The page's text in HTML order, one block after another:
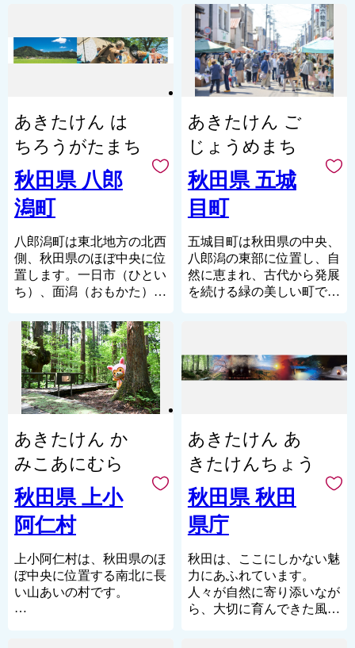
2025年11月21日(金)
19:00～ / AKT秋田テレビ
「彦摩呂の秋田ふるさ
と食堂５ 地元グルメの宝
石箱や〜」
▼曲げわっぱ工房Eー
08（いーわっぱ）がテレビ
で紹介されました。
2022年9月1日(木)19:30
～ / NHK総合
「サラメシ」
期の謎に包まれた才女「小
野小町」は、湯沢市小野が
地獄山や小安峡大噴湯など
の西栗駒山系の雄大な自然
と、その中に点在する泥
湯・秋の宮・小安峡温泉の
ほか、酒・うどん・漆器・
さくらんぼなどの特産品、
り、小町まつり、犬っこま
つりなど、多くの観光資源
があり、年間約108万人(平
成29年)の観光客を集めて
【グルメ】
日本三銘うどんの一つと称
される稲庭うどんや、山間
地特有の昼夜の温度差が育
てた糖度の高い駒形りん
ご、大自然の恵みを受けて
ど、季節によってさまざま
な食材・料理を楽しめるの
も魅力の一つです。
----------------------
大仙市より重要なお知らせ
--------------------------------------
----------------------
日頃より大仙市にご支援を
賜り誠に有難うございま
自治体マイページを利用し
たオンラインワンストップ
特例申請の受付は3月17日
(月)23:59をもって終了し、
現在は「IAM」✕「ふるま
ど」に対応しております。
迷惑おかけいたしますが、
何卒ご理解賜りますようお
願い申し上げますととも
に、大仙市へのご支援を引
も2番目の広さを誇りま
す。その多くは豊かな自然
名山」に数えられる『森吉
山』では、多種多様な高山
植物はもちろん、冬のダイ
ナミックな樹氷は日本三大
樹氷観賞地のひとつとして
も知られています。
境は、狩猟を生業としてき
た「マタギ」にも大きく貢
献し、現在でも阿仁地区で
はマタギ発祥の地として、
ます。
北秋田市内を走る「秋田
内陸縦貫鉄道」は、鷹巣～
角館と、秋田県内陸部を南
北に縦貫するローカル線で
す。車窓の外にはのどかな
り、日本の原風景を感じる
ことができます。沿線にあ
る前田南駅は、大ヒットア
ニメ映画の劇中に登場した
駅のモデルということで話
題にもなりました。
太鼓や世界遺産に登録され
た伊勢堂岱遺跡、田舎スイ
ーツ「北あきたバター餅」
を感じる近代化産業遺産の
建物群が彩る、自然と文化
の魅力あふれる町です。
十和田湖をはじめ、自然と
共生する豊かな環境や、鉱
山の町としての近代化産業
産として受け継がれていま
す。
あきたけん は
ちろうがたまち
秋田県 八郎
潟町
八郎潟町は東北地方の北西
側、秋田県のほぼ中央に位
置します。一日市（ひとい
ち）、面潟（おもかた）が
31年9月に八郎潟町となり
ました。17㎢と秋田県では
一番小さな町ですが、町の
ほとんどが開けた平地で、
さらに県内ではもっとも積
雪が少ない地域となってい
ない点も特徴のひとつとい
えます。
あきたけん ご
じょうめまち
秋田県 五城
目町
五城目町は秋田県の中央、
八郎潟の東部に位置し、自
然に恵まれ、古代から発展
を続ける緑の美しい町で
材、家具、建具、打刃物、
醸造業と商店街が発達し、
いを本町のまちづくりに生
かしていきます。
あきたけん か
みこあにむら
秋田県 上小
阿仁村
上小阿仁村は、秋田県のほ
ぼ中央に位置する南北に長
い山あいの村です。
あきたけん あ
きたけんちょう
秋田県 秋田
県庁
秋田は、ここにしかない魅
力にあふれています。
人々が自然に寄り添いなが
ら、大切に育んできた風